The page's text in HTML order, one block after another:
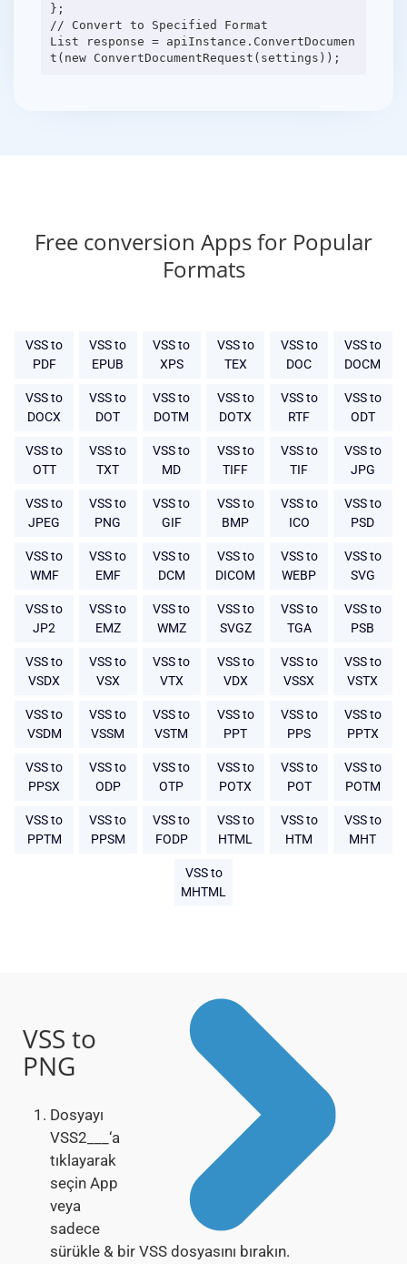
};
// Convert to Specified Format
List response = apiInstance.ConvertDocumen
Free conversion Apps for Popular
Formats
VSS to
PDF
VSS to
EPUB
VSS to
XPS
VSS to
TEX
VSS to
DOC
VSS to
DOCM
VSS to
DOCX
VSS to
DOT
VSS to
DOTM
VSS to
DOTX
VSS to
RTF
VSS to
ODT
VSS to
OTT
VSS to
TXT
VSS to
MD
VSS to
TIFF
VSS to
TIF
VSS to
JPG
VSS to
JPEG
VSS to
PNG
VSS to
GIF
VSS to
BMP
VSS to
ICO
VSS to
PSD
VSS to
WMF
VSS to
EMF
VSS to
DCM
VSS to
DICOM
VSS to
WEBP
VSS to
SVG
VSS to
JP2
VSS to
EMZ
VSS to
WMZ
VSS to
SVGZ
VSS to
TGA
VSS to
PSB
VSS to
VSDX
VSS to
VSX
VSS to
VTX
VSS to
VDX
VSS to
VSSX
VSS to
VSTX
VSS to
VSDM
VSS to
VSSM
VSS to
VSTM
VSS to
PPT
VSS to
PPS
VSS to
PPTX
VSS to
PPSX
VSS to
ODP
VSS to
OTP
VSS to
POTX
VSS to
POT
VSS to
POTM
VSS to
PPTM
VSS to
PPSM
VSS to
FODP
VSS to
HTML
VSS to
HTM
VSS to
MHT
VSS to
MHTML
VSS to
PNG
Dosyayı
VSS2___‘a
tıklayarak
seçin App
veya
sadece
sürükle & bir VSS dosyasını bırakın.